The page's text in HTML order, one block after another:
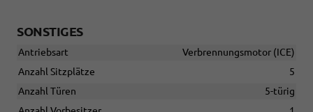
SONSTIGES
Antriebsart
Verbrennungsmotor (ICE)
Anzahl Sitzplätze
5
Anzahl Türen
5-türig